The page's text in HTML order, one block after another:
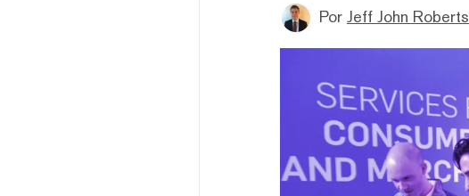
Por Jeff John Roberts